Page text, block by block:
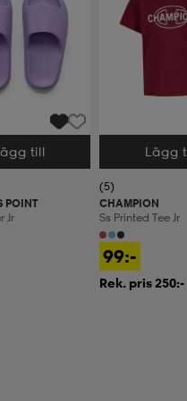
till
POINT
Jr
Välj storlek
Lägg
(5)
CHAMPION
Ss Printed Tee Jr
99:-
Rek. pris 250:-